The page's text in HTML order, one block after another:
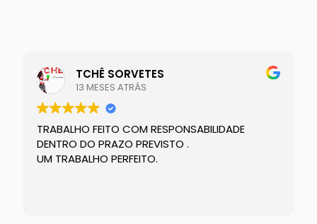
TCHÊ SORVETES
13 MESES ATRÁS
TRABALHO FEITO COM RESPONSABILIDADE
DENTRO DO PRAZO PREVISTO .
UM TRABALHO PERFEITO.